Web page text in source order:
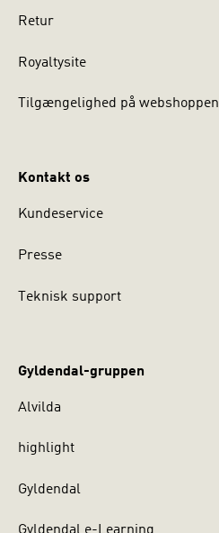
Retur
Royaltysite
Tilgængelighed på webshoppen
Kontakt os
Kundeservice
Presse
Teknisk support
Gyldendal-gruppen
Alvilda
highlight
Gyldendal